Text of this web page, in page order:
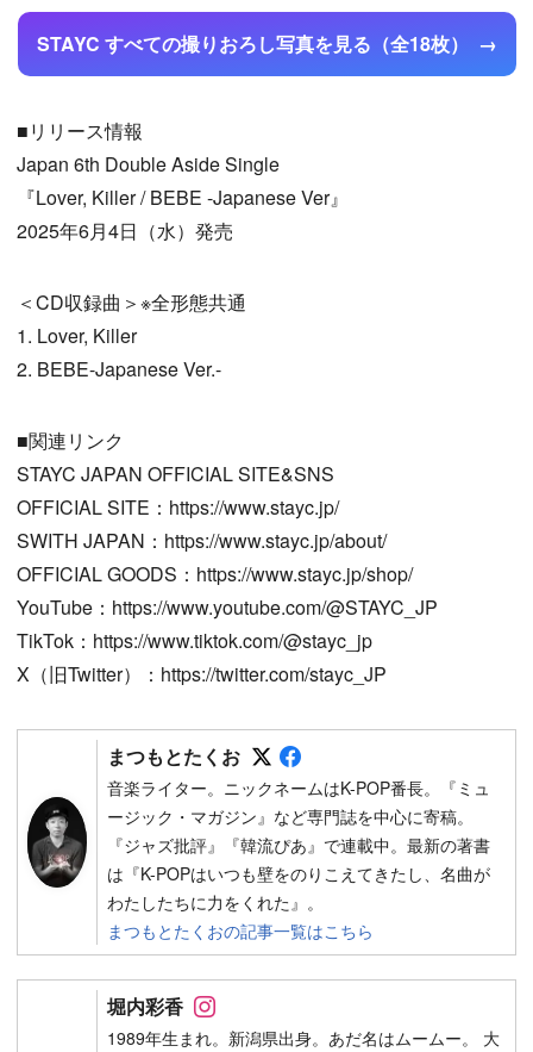
STAYC すべての撮りおろし写真を見る（全18枚）
■リリース情報
Japan 6th Double Aside Single
『Lover, Killer / BEBE -Japanese Ver』
2025年6月4日（水）発売
＜CD収録曲＞※全形態共通
1. Lover, Killer
2. BEBE-Japanese Ver.-
■関連リンク
STAYC JAPAN OFFICIAL SITE&SNS
OFFICIAL SITE：https://www.stayc.jp/
SWITH JAPAN：https://www.stayc.jp/about/
OFFICIAL GOODS：https://www.stayc.jp/shop/
YouTube：https://www.youtube.com/@STAYC_JP
TikTok：https://www.tiktok.com/@stayc_jp
X（旧Twitter）：https://twitter.com/stayc_JP
まつもとたくお Follow on SNS
音楽ライター。ニックネームはK-POP番長。『ミュ
ージック・マガジン』など専門誌を中心に寄稿。
『ジャズ批評』『韓流ぴあ』で連載中。最新の著書
は『K-POPはいつも壁をのりこえてきたし、名曲が
わたしたちに力をくれた』。
まつもとたくおの記事一覧はこちら
堀内彩香
1989年生まれ。新潟県出身。あだ名はムームー。 大